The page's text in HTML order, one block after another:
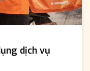
dịch vụ